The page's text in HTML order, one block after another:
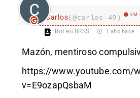
Carlos(@carlos-49) EM
Bot en RRSS 1 año hace
Mazón, mentiroso
https://www.youtube.com/
v=E9ozapQsbaM